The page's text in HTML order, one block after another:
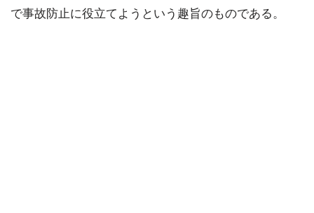
で事故防止に役立てようという趣旨のものである。